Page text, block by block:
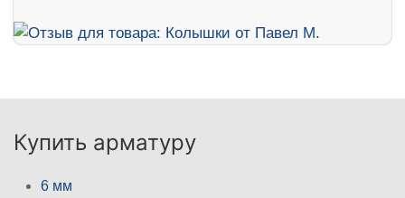
Купить арматуру
6 мм